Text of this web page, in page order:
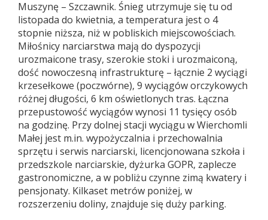
Muszynę – Szczawnik. Śnieg utrzymuje się tu od
listopada do kwietnia, a temperatura jest o 4
stopnie niższa, niż w pobliskich miejscowościach.
Miłośnicy narciarstwa mają do dyspozycji
urozmaicone trasy, szerokie stoki i urozmaiconą,
dość nowoczesną infrastrukturę – łącznie 2 wyciągi
krzesełkowe (poczwórne), 9 wyciągów orczykowych
różnej długości, 6 km oświetlonych tras. Łączna
przepustowość wyciągów wynosi 11 tysięcy osób
na godzinę. Przy dolnej stacji wyciągu w Wierchomli
Małej jest m.in. wypożyczalnia i przechowalnia
sprzętu i serwis narciarski, licencjonowana szkoła i
przedszkole narciarskie, dyżurka GOPR, zaplecze
gastronomiczne, a w pobliżu czynne zimą kwatery i
pensjonaty. Kilkaset metrów poniżej, w
rozszerzeniu doliny, znajduje się duży parking.